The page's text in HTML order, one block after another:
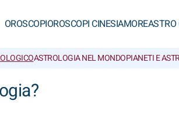
OROSCOPIOROSCOPI CINESIAMOREASTRO
ASTROLOGIA NEL MONDOPIANETI E